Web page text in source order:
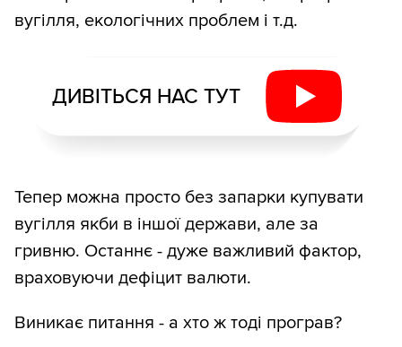
вугілля, екологічних проблем і т.д.
ДИВІТЬСЯ НАС ТУТ
Тепер можна просто без запарки купувати
вугілля якби в іншої держави, але за
гривню. Останнє - дуже важливий фактор,
враховуючи дефіцит валюти.
Виникає питання - а хто ж тоді програв?